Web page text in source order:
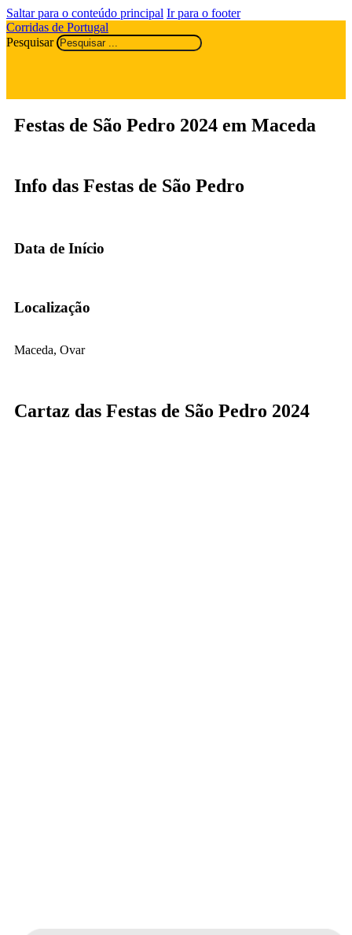
Saltar para o conteúdo principal Ir para o footer
Corridas de Portugal
Pesquisar
Festas de São Pedro 2024 em Maceda
Info das Festas de São Pedro
Data de Início
Localização
Maceda, Ovar
Cartaz das Festas de São Pedro 2024